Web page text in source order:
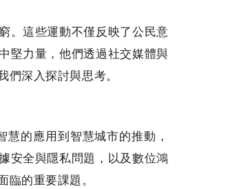
。這些運動不僅反映了公民意
堅力量，他們透過社交媒體與
深入探討與思考。
的應用到智慧城市的推動，
安全與隱私問題，以及數位鴻
的重要課題。